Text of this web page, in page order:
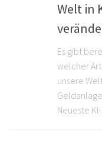
Welt in
Es gibt
welcher Art
unsere
Neueste